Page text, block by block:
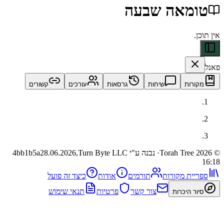
שבעה
שיחות גרסאות עורכים קשורים
· נבנה ע"י Turn Byte LLC 4bb1b5a28.06.2026,
מקורות תורמים אודות כיצד זה פועל
היכרות צור קשר פרטיות תנאי שימוש